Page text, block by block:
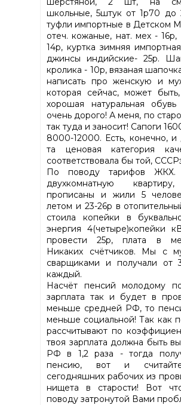
школьные, 5штук от 1р70 до
туфли импортные в Детском
отеч. кожаные, нат. мех - 16р,
14р, куртка зимняя
джинсы индийские- 25р.
кролика - 10р, вязаная
написать про женскую и
которая сейчас, может
хорошая натуральная
очень дорого! А меня, по
так туда и заносит! Сапоги
8000-12000. Есть, конечно,
та ценовая категория
соответствовала бы той,
По поводу тарифов
двухкомнатную
прописаны и жили 5
летом и 23-26р в
стоила копейки в
энергия 4(четыре)копейки
провести 25р, плата в
Никаких счётчиков. Мы с
сварщиками и получали
каждый.
Насчёт пенсий молодому
зарплата так и будет в
меньше средней РФ, то
меньше социальной! Так как
рассчитывают по
твоя зарплата должна быть
РФ в 1,2 раза - тогда
пенсию, вот и
сегодняшних рабочих из
нищета в старости! Вот
поводу затронутой Вами